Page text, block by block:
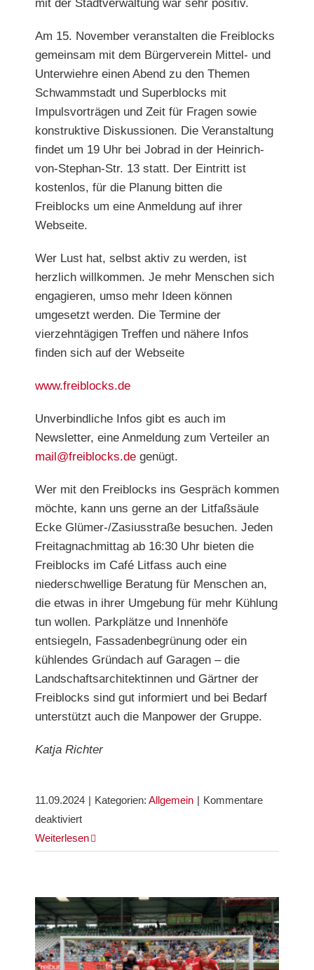
mit der Stadtverwaltung war sehr positiv.
Am 15. November veranstalten die Freiblocks
gemeinsam mit dem Bürgerverein Mittel- und
Unterwiehre einen Abend zu den Themen
Schwammstadt und Superblocks mit
Impulsvorträgen und Zeit für Fragen sowie
konstruktive Diskussionen. Die Veranstaltung
findet um 19 Uhr bei Jobrad in der Heinrich-
von-Stephan-Str. 13 statt. Der Eintritt ist
kostenlos, für die Planung bitten die
Freiblocks um eine Anmeldung auf ihrer
Webseite.
Wer Lust hat, selbst aktiv zu werden, ist
herzlich willkommen. Je mehr Menschen sich
engagieren, umso mehr Ideen können
umgesetzt werden. Die Termine der
vierzehntägigen Treffen und nähere Infos
finden sich auf der Webseite
www.freiblocks.de
Unverbindliche Infos gibt es auch im
Newsletter, eine Anmeldung zum Verteiler an
mail@freiblocks.de genügt.
Wer mit den Freiblocks ins Gespräch kommen
möchte, kann uns gerne an der Litfaßsäule
Ecke Glümer-/Zasiusstraße besuchen. Jeden
Freitagnachmittag ab 16:30 Uhr bieten die
Freiblocks im Café Litfass auch eine
niederschwellige Beratung für Menschen an,
die etwas in ihrer Umgebung für mehr Kühlung
tun wollen. Parkplätze und Innenhöfe
entsiegeln, Fassadenbegrünung oder ein
kühlendes Gründach auf Garagen – die
Landschaftsarchitektinnen und Gärtner der
Freiblocks sind gut informiert und bei Bedarf
unterstützt auch die Manpower der Gruppe.
Katja Richter
11.09.2024 | Kategorien: Allgemein | Kommentare
deaktiviertfür
FREIBLOCKS
klimafit
Weiterlesen